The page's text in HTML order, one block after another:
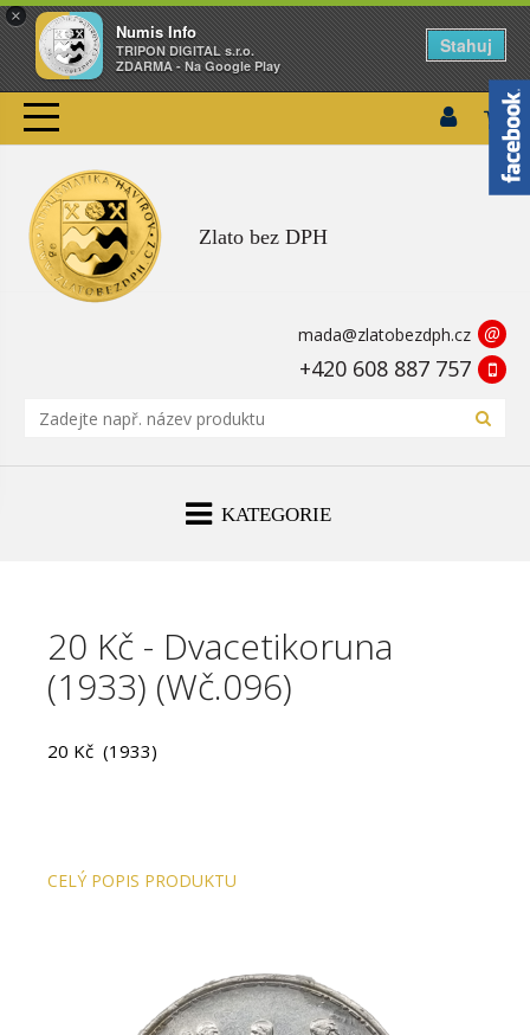
×
Numis Info
TRIPON DIGITAL s.r.o.
ZDARMA - Na Google Play
Stahuj
Zlato bez DPH
mada@zlatobezdph.cz @
+420 608 887 757
KATEGORIE
20 Kč - Dvacetikoruna
(1933) (Wč.096)
20 Kč (1933)
CELÝ POPIS PRODUKTU